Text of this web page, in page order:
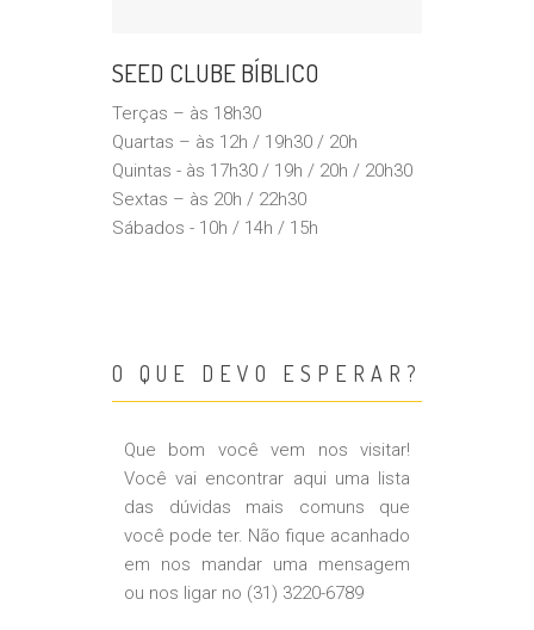
SEED CLUBE BÍBLICO
Terças – às 18h30
Quartas – às 12h / 19h30 / 20h
Quintas - às 17h30 / 19h / 20h / 20h30
Sextas – às 20h / 22h30
Sábados - 10h / 14h / 15h
O QUE DEVO ESPERAR?
Que bom você vem nos visitar!
Você vai encontrar aqui uma lista
das dúvidas mais comuns que
você pode ter. Não fique acanhado
em nos mandar uma mensagem
ou nos ligar no (31) 3220-6789